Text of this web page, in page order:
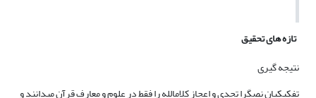
تازه های تحقیق
نتیجه گیری
تفکیکیان نص‏گرا تحدی و اعجاز کلام‏الله را فقط در علوم و معارف قرآن می‏دانند و